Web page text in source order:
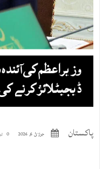
وزیراعظم کی
ڈیجیٹلائز کرنے
پاکستان جولائ 6, 2026 0 تبصرے